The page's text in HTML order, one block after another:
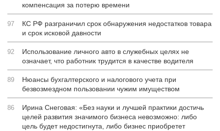
компенсация за потерю времени
97
КС РФ разграничил срок обнаружения недостатков товара
и срок исковой давности
92
Использование личного авто в служебных целях не
означает, что работник трудится в качестве водителя
89
Нюансы бухгалтерского и налогового учета при
безвозмездном пользовании чужим имуществом
86
Ирина Снеговая: «Без науки и лучшей практики достичь
целей развития значимого бизнеса невозможно: либо
цель будет недостигнута, либо бизнес приобретет